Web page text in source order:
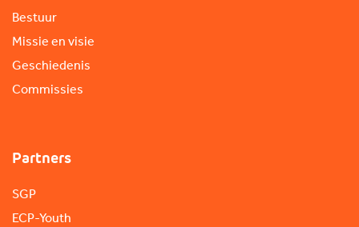
Bestuur
Missie en visie
Geschiedenis
Commissies
Partners
SGP
ECP-Youth